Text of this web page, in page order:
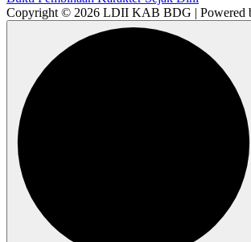
Copyright © 2026 LDII KAB BDG | Powered